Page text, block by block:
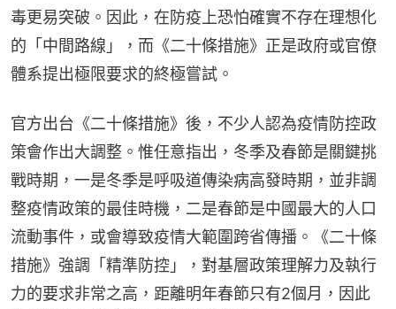
毒更易突破。因此，在防疫上恐怕確實不存在理想化
的「中間路線」，而《二十條措施》正是政府或官僚
體系提出極限要求的終極嘗試。
官方出台《二十條措施》後，不少人認為疫情防控政
策會作出大調整。惟任意指出，冬季及春節是關鍵挑
戰時期，一是冬季是呼吸道傳染病高發時期，並非調
整疫情政策的最佳時機，二是春節是中國最大的人口
流動事件，或會導致疫情大範圍跨省傳播。《二十條
措施》強調「精準防控」，對基層政策理解力及執行
力的要求非常之高，距離明年春節只有2個月，因此